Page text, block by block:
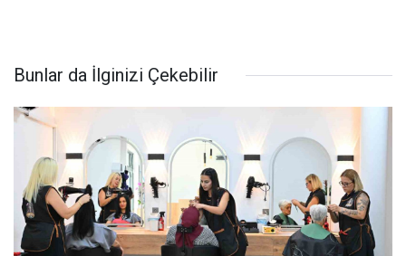
Bunlar da İlginizi Çekebilir